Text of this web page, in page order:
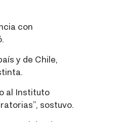
con
y de Chile,
al Instituto
sostuvo.